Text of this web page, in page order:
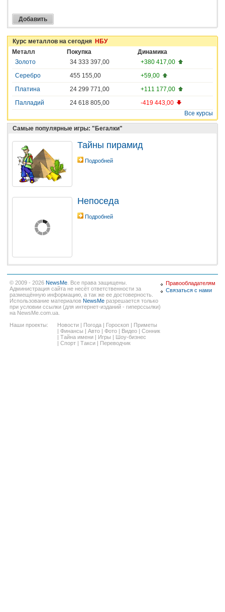
Курс металлов на сегодня НБУ
Металл
Покупка
Динамика
Золото
34 333 397,00
+380 417,00
Серебро
455 155,00
+59,00
Платина
24 299 771,00
+111 177,00
Палладий
24 618 805,00
-419 443,00
Все курсы
Самые популярные игры: "Бегалки"
Тайны пирамид
Подробней
Непоседа
Подробней
© 2009 - 2026 NewsMe . Все права защищены.
Администрация сайта не несёт ответственности за
размещённую информацию, а так же ее достоверность.
Использование материалов NewsMe разрешается только
при условии ссылки (для интернет-изданий - гиперссылки)
на NewsMe.com.ua.
Наши проекты:
Новости Погода Гороскоп
Приметы
Финансы Авто Фото Видео
Сонник
Тайна имени Игры
Шоу-бизнес
Спорт Такси Переводчик
Правообладателям
Связаться с нами